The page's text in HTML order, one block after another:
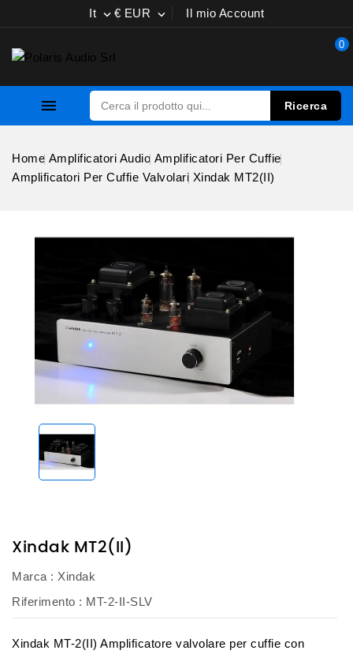
It  € EUR  Il mio Account
0
 Ricerca
Home Amplificatori Audio Amplificatori Per Cuffie
Amplificatori Per Cuffie Valvolari Xindak MT2(II)
Xindak MT2(II)
Marca : Xindak
Riferimento : MT-2-II-SLV
Xindak MT-2(II) Amplificatore valvolare per cuffie con